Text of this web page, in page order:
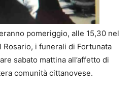
pomeriggio, alle 15,30 nel
Rosario, i funerali di Fortunata
sabato mattina all’affetto di
comunità cittanovese.